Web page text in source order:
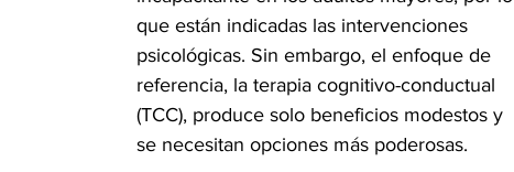
que están indicadas las intervenciones
psicológicas. Sin embargo, el enfoque de
referencia, la terapia cognitivo-conductual
(TCC), produce solo beneficios modestos y
se necesitan opciones más poderosas.